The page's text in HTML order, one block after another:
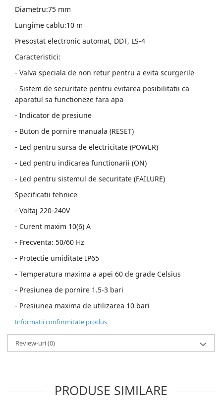
Diametru:75 mm
Lungime cablu:10 m
Presostat electronic automat, DDT, LS-4
Caracteristici:
- Valva speciala de non retur pentru a evita scurgerile
- Sistem de securitate pentru evitarea posibilitatii ca
aparatul sa functioneze fara apa
- Indicator de presiune
- Buton de pornire manuala (RESET)
- Led pentru sursa de electricitate (POWER)
- Led pentru indicarea functionarii (ON)
- Led pentru sistemul de securitate (FAILURE)
Specificatii tehnice
- Voltaj 220-240V
- Curent maxim 10(6) A
- Frecventa: 50/60 Hz
- Protectie umiditate IP65
- Temperatura maxima a apei 60 de grade Celsius
- Presiunea de pornire 1.5-3 bari
- Presiunea maxima de utilizarea 10 bari
Informatii conformitate produs
Review-uri(0)
PRODUSE SIMILARE